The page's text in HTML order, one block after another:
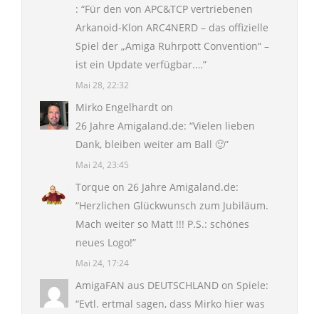
: “Für den von APC&TCP vertriebenen
Arkanoid-Klon ARC4NERD – das offizielle
Spiel der „Amiga Ruhrpott Convention“ –
ist ein Update verfügbar.…”
Mai 28, 22:32
Mirko Engelhardt on
26 Jahre Amigaland.de: “Vielen lieben
Dank, bleiben weiter am Ball 🙂”
Mai 24, 23:45
Torque on 26 Jahre Amigaland.de:
“Herzlichen Glückwunsch zum Jubiläum.
Mach weiter so Matt !!! P.S.: schönes
neues Logo!”
Mai 24, 17:24
AmigaFAN aus DEUTSCHLAND on Spiele:
“Evtl. ertmal sagen, dass Mirko hier was